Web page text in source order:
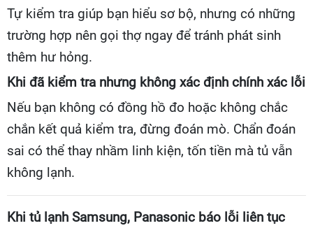
Tự kiểm tra giúp bạn hiểu sơ bộ, nhưng có những
trường hợp nên gọi thợ ngay để tránh phát sinh
thêm hư hỏng.
Khi đã kiểm tra nhưng không xác định chính xác lỗi
Nếu bạn không có đồng hồ đo hoặc không chắc
chắn kết quả kiểm tra, đừng đoán mò. Chẩn đoán
sai có thể thay nhầm linh kiện, tốn tiền mà tủ vẫn
không lạnh.
Khi tủ lạnh Samsung, Panasonic báo lỗi liên tục